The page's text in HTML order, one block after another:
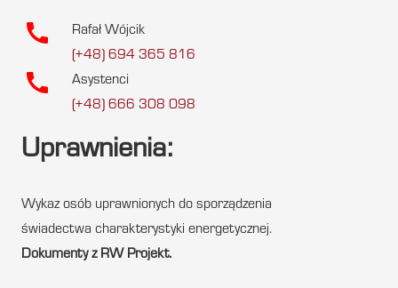
call
Rafał Wójcik
(+48) 694 365 816
call
Asystenci
(+48) 666 308 098
Uprawnienia:
Wykaz osób uprawnionych do sporządzenia
świadectwa charakterystyki energetycznej.
Dokumenty z RW Projekt.